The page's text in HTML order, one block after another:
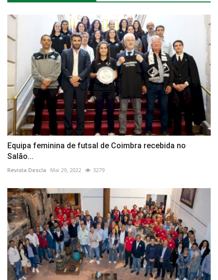
Equipa feminina de futsal de Coimbra recebida no
Salão...
Revista Descla Mai 29, 2022 3279